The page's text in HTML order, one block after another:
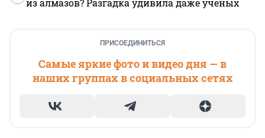
из алмазов? Разгадка удивила даже ученых
ПРИСОЕДИНИТЬСЯ
Самые яркие фото и видео дня — в
наших группах в социальных сетях